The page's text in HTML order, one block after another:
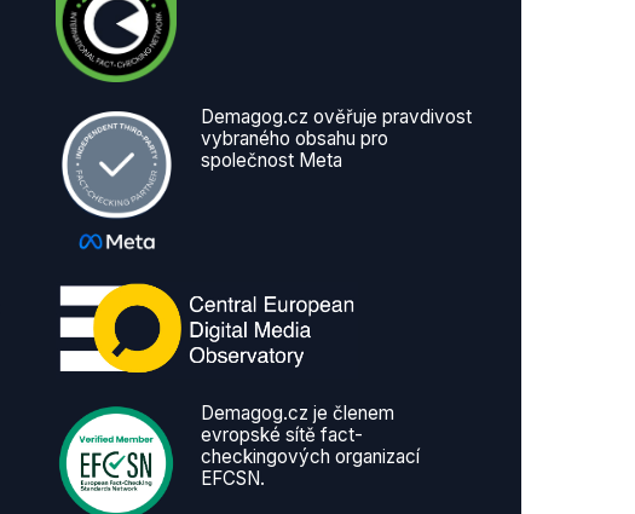
Demagog.cz ověřuje pravdivost
vybraného obsahu pro
společnost Meta
Demagog.cz je členem
evropské sítě fact-
checkingových organizací
EFCSN.